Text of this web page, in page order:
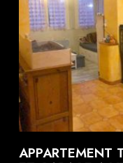
APPARTEMENT